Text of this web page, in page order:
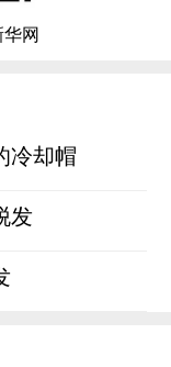
网
冷却帽
发